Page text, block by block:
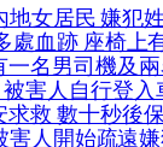
女居民 嫌犯
處血跡 座椅上
名男司機及兩
害人自行登入
救 數十秒後
害人開始疏遠